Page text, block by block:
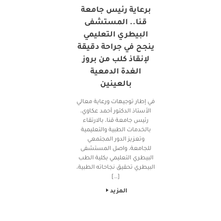
برعاية رئيس جامعة
قنا.. المستشفى
البيطري التعليمي
ينجح في جراحة دقيقة
لإنقاذ كلب من بروز
الغدة الدمعية
بالعينين
في إطار توجيهات ورعاية معالي
الأستاذ الدكتور أحمد عكاوي،
رئيس جامعة قنا، بالارتقاء
بالخدمات الطبية والتعليمية
وتعزيز الدور المجتمعي
للجامعة، واصل المستشفى
البيطري التعليمي بكلية الطب
البيطري تحقيق نجاحاته الطبية،
[…]
المزيد